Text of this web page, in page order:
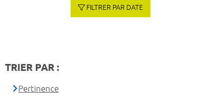
FILTRER PAR DATE
TRIER PAR :
Pertinence